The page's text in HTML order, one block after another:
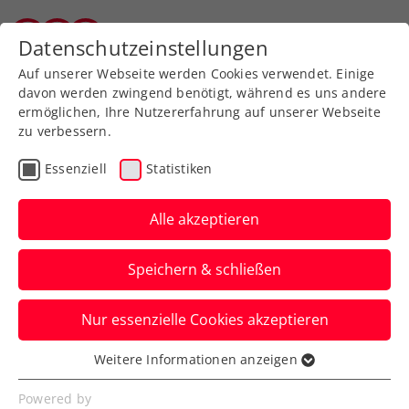
Zurück zur Newsübersicht
ITF Turniere
Wimbledon: Pircher
nimmt WTA-Top-300-
Spielerin raus
Das ÖTV-Talent steht beim Debüt beim
Rasenklassiker in London bereits im
Juniorinnenachtelfinale.
Verfasst von: Manuel Wachta, 07.07.2026
Datenschutzeinstellungen
Auf unserer Webseite werden Cookies verwendet. Einige
davon werden zwingend benötigt, während es uns andere
ermöglichen, Ihre Nutzererfahrung auf unserer Webseite
zu verbessern.
Essenziell Statistiken
Alle akzeptieren
Speichern & schließen
Nur essenzielle Cookies akzeptieren
Essenziell
Essenzielle Cookies werden für grundlegende
Weitere Informationen anzeigen
Powered by